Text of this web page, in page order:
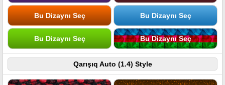
Bu Dizaynı Seç Bu Dizaynı Seç
Bu Dizaynı Seç Bu Dizaynı Seç
Qarışıq Auto (1.4) Style